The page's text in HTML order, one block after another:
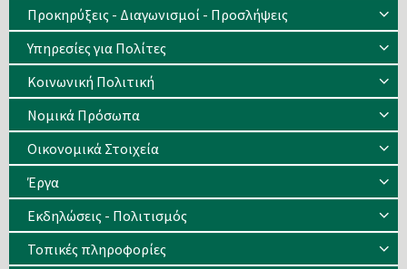
Προκηρύξεις - Διαγωνισμοί - Προσλήψεις
Υπηρεσίες για Πολίτες
Κοινωνική Πολιτική
Νομικά Πρόσωπα
Οικονομικά Στοιχεία
Έργα
Εκδηλώσεις - Πολιτισμός
Τοπικές πληροφορίες